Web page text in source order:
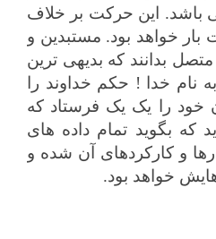
باشد. این حرکت بر خلاف
خواهد بود. مستبدین و
بدانند که بدیهی ترین
نام خدا ! حکم خداوند را
خود را یک یک فرستاد که
که بگوید تمام داده های
و کارکردهای آن شده و
خواهد بود.